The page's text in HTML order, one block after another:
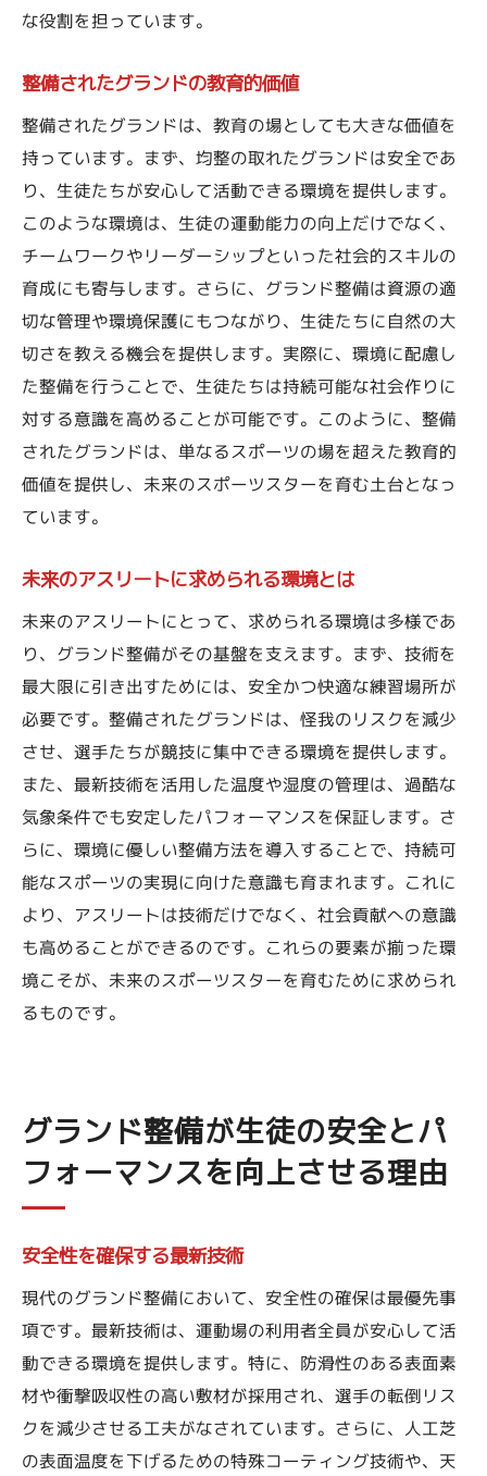
個々の才能を引き出す整備の工夫
未来のリーダーを育てる環境づくり
生涯にわたるスポーツ愛の育成
整備がもたらす次世代への影響
な役割を担っています。
整備されたグランドの教育的価値
整備されたグランドは、教育の場としても大きな価値を
持っています。まず、均整の取れたグランドは安全であ
り、生徒たちが安心して活動できる環境を提供します。
このような環境は、生徒の運動能力の向上だけでなく、
チームワークやリーダーシップといった社会的スキルの
育成にも寄与します。さらに、グランド整備は資源の適
切な管理や環境保護にもつながり、生徒たちに自然の大
切さを教える機会を提供します。実際に、環境に配慮し
た整備を行うことで、生徒たちは持続可能な社会作りに
対する意識を高めることが可能です。このように、整備
されたグランドは、単なるスポーツの場を超えた教育的
価値を提供し、未来のスポーツスターを育む土台となっ
ています。
未来のアスリートに求められる環境とは
未来のアスリートにとって、求められる環境は多様であ
り、グランド整備がその基盤を支えます。まず、技術を
最大限に引き出すためには、安全かつ快適な練習場所が
必要です。整備されたグランドは、怪我のリスクを減少
させ、選手たちが競技に集中できる環境を提供します。
また、最新技術を活用した温度や湿度の管理は、過酷な
気象条件でも安定したパフォーマンスを保証します。さ
らに、環境に優しい整備方法を導入することで、持続可
能なスポーツの実現に向けた意識も育まれます。これに
より、アスリートは技術だけでなく、社会貢献への意識
も高めることができるのです。これらの要素が揃った環
境こそが、未来のスポーツスターを育むために求められ
るものです。
グランド整備が生徒の安全とパ
フォーマンスを向上させる理由
安全性を確保する最新技術
現代のグランド整備において、安全性の確保は最優先事
項です。最新技術は、運動場の利用者全員が安心して活
動できる環境を提供します。特に、防滑性のある表面素
材や衝撃吸収性の高い敷材が採用され、選手の転倒リス
クを減少させる工夫がなされています。さらに、人工芝
の表面温度を下げるための特殊コーティング技術や、天